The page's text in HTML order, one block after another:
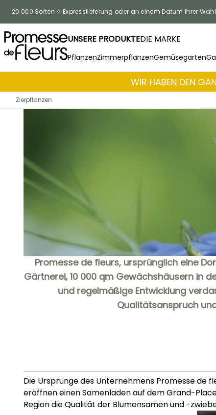
20 000 Sorten Expresslieferung oder an einem Datum Ihrer Wahl
UNSERE PRODUKTEDIE MARKE
PflanzenZimmerpflanzenGemüsegarten
WIR HABEN DEN
Zierpflanzen
Promesse de fleurs, ursprünglich eine
Gärtnerei, 10 000 qm Gewächshäusern in
und regelmäßige Entwicklung
Qualitätsanspruch
Die Ursprünge des Unternehmens Promesse de
eröffnen einen Samenladen auf dem Grand-
Region die Qualität der Blumensamen und -